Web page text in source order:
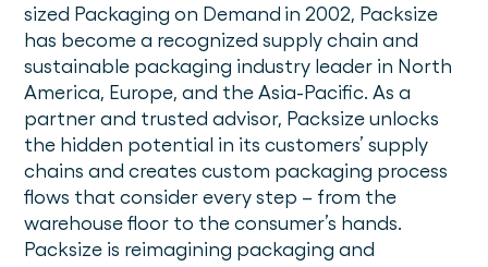
sized Packaging on Demand in 2002, Packsize
has become a recognized supply chain and
sustainable packaging industry leader in North
America, Europe, and the Asia-Pacific. As a
partner and trusted advisor, Packsize unlocks
the hidden potential in its customers’ supply
chains and creates custom packaging process
flows that consider every step – from the
warehouse floor to the consumer’s hands.
Packsize is reimagining packaging and